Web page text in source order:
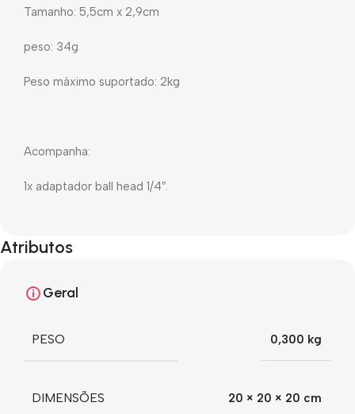
Tamanho: 5,5cm x 2,9cm
peso: 34g
Peso máximo suportado: 2kg
Acompanha:
1x adaptador ball head 1/4″.
Atributos
Geral
PESO 0,300 kg
DIMENSÕES 20 × 20 × 20 cm